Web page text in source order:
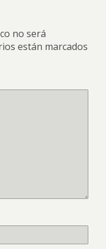
no será
están marcados